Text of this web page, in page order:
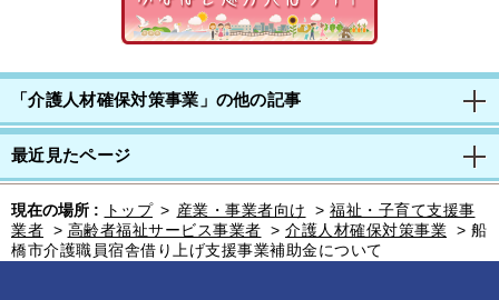
「介護人材確保対策事業」の他の記事
最近見たページ
現在の場所 : トップ > 産業・事業者向け > 福祉・子育て支援事
業者 > 高齢者福祉サービス事業者 > 介護人材確保対策事業 > 船
橋市介護職員宿舎借り上げ支援事業補助金について